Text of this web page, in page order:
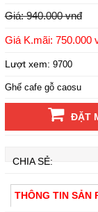
Giá: 940.000 vnđ
Giá K.mãi: 750.000
Lượt xem: 9700
Ghế cafe gỗ caosu
ĐẶT
CHIA SẺ:
THÔNG TIN SẢN